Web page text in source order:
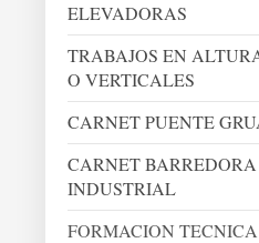
ELEVADORAS
TRABAJOS EN
O VERTICALES
CARNET PUENTE
CARNET BARREDORA
INDUSTRIAL
FORMACION TECNICA